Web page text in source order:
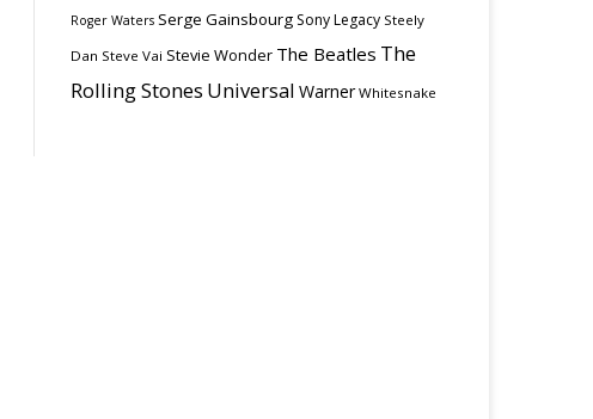
Roger Waters Serge Gainsbourg Sony Legacy Steely
Dan Steve Vai Stevie Wonder The Beatles The
Rolling Stones Universal Warner Whitesnake